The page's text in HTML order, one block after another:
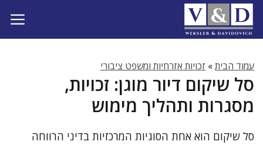
לדלג
לתוכן
עמוד הבית» זכויות אזרחיות ומשפט ציבורי
סל שיקום דיור מוגן: זכויות,
מסגרות ותהליך מימוש
סל שיקום הוא אחת הסוגיות המרכזיות בדיני הרווחה